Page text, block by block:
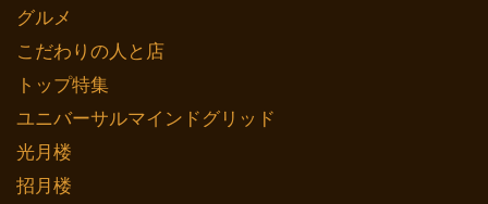
グルメ
こだわりの人と店
トップ特集
ユニバーサルマインドグリッド
光月楼
招月楼